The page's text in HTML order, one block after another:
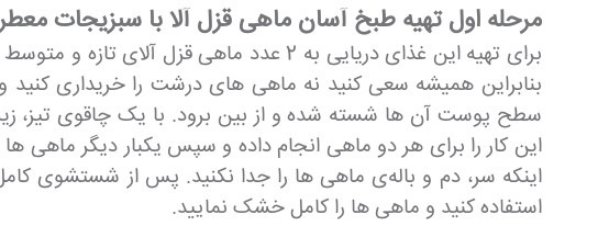
مرحله اول تهیه طبخ آسان ماهی قزل آلا با سبزیجات
برای تهیه این غذای دریایی به 2 عدد
سطح پوست آن ها شسته شده و از بین برود. با یک چاقوی تیز،
این کار را برای هر دو ماهی انجام داده و سپس یکبار دیگر ماهی
اینکه سر، دم و باله‌ی ماهی ها را جدا نکنید. پس از شستشوی
استفاده کنید و ماهی ها را کامل خشک نمایید.